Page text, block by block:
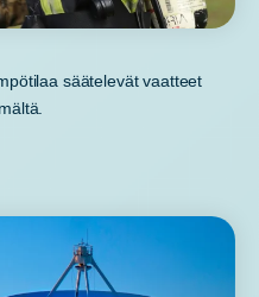
säätelevät vaatteet